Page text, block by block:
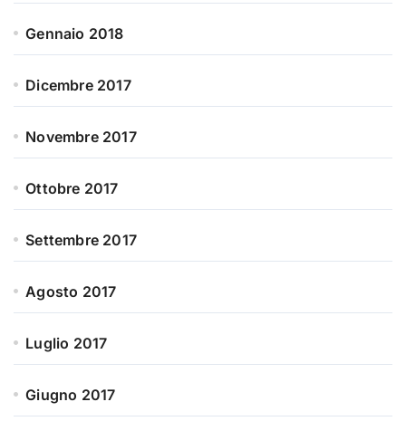
Gennaio 2018
Dicembre 2017
Novembre 2017
Ottobre 2017
Settembre 2017
Agosto 2017
Luglio 2017
Giugno 2017